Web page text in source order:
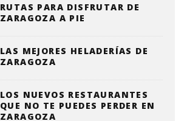
RUTAS PARA DISFRUTAR DE
ZARAGOZA A PIE
LAS MEJORES HELADERÍAS DE
ZARAGOZA
LOS NUEVOS RESTAURANTES
QUE NO TE PUEDES PERDER EN
ZARAGOZA